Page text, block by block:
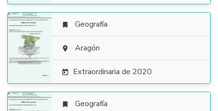

 Geografía
 Aragón
 Extraordinaria de 2020
 Geografía